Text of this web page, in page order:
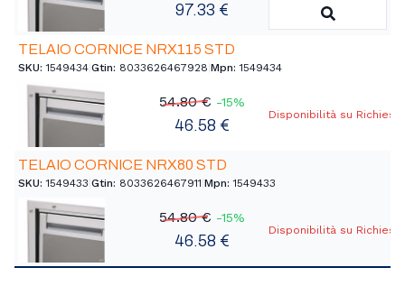
97.33 €
TELAIO CORNICE NRX115 STD
SKU: 1549434 Gtin: 8033626467928 Mpn: 1549434
54.80 € -15%
46.58 €
Disponibilità su
TELAIO CORNICE NRX80 STD
SKU: 1549433 Gtin: 8033626467911 Mpn: 1549433
54.80 € -15%
46.58 €
Disponibilità su